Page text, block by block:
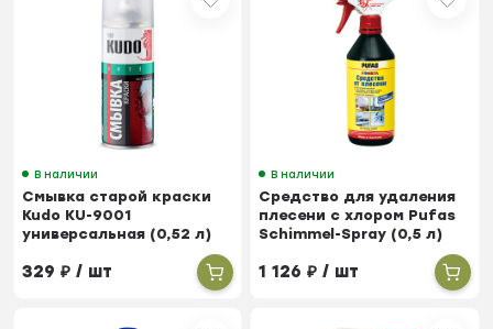
В наличии
Смывка старой краски
Kudo KU-9001
универсальная (0,52 л)
329₽ / шт
В наличии
Средство для удаления
плесени с хлором Pufas
Schimmel-Spray (0,5 л)
1 126₽ / шт